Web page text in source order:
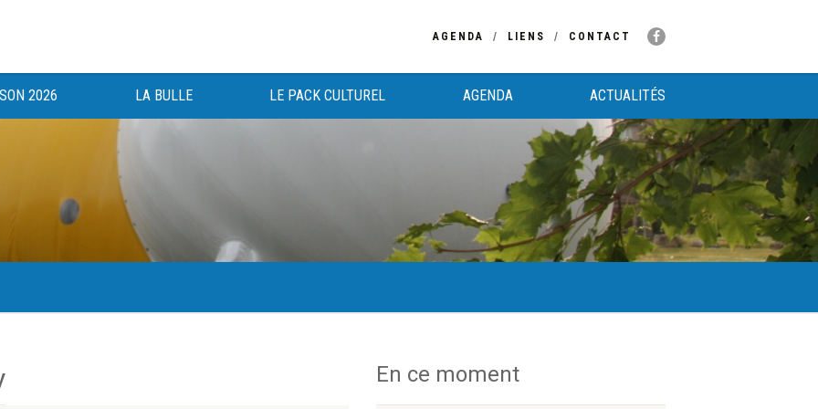
AGENDA LIENS CONTACT
2026 LA BULLE LE PACK CULTUREL AGENDA ACTUALITÉS
au bénéfice des haut-saônois depuis 1983. En ce moment